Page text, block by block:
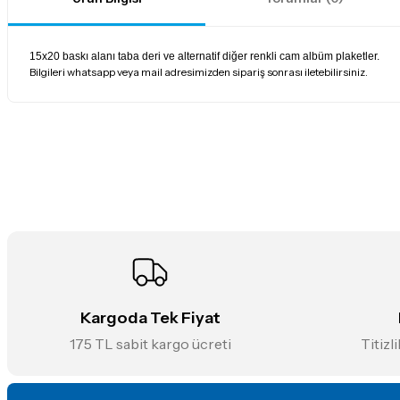
15x20 baskı alanı taba deri ve alternatif diğer renkli cam albüm plaketler.
Bilgileri whatsapp veya mail adresimizden sipariş sonrası iletebilirsiniz.
Ürün fiyatı diğer sitelerden daha pahalı.
Kargoda Tek Fiyat
175 TL sabit kargo ücreti